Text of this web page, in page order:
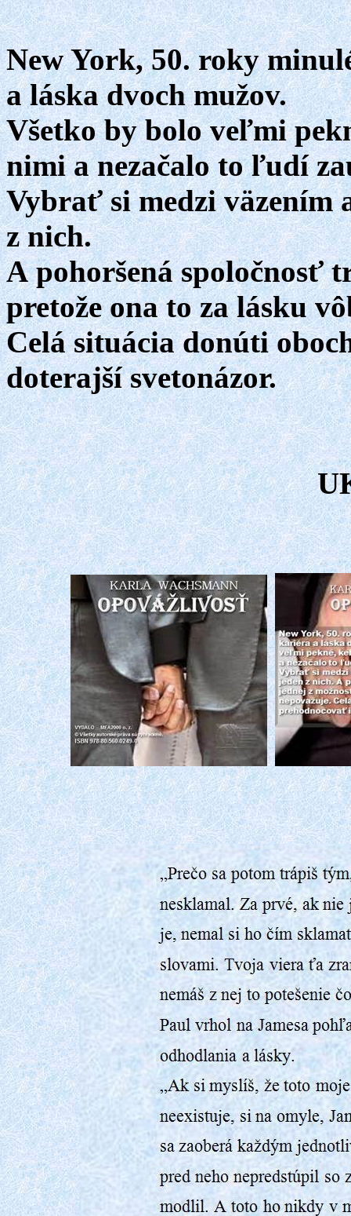
New York, 50. roky
a láska dvoch mužov.
Všetko by bolo veľmi
nimi a nezačalo to ľudí
Vybrať si medzi väzením
z nich.
A pohoršená spoločnosť
pretože ona to za lásku
Celá situácia donúti
doterajší svetonázor.